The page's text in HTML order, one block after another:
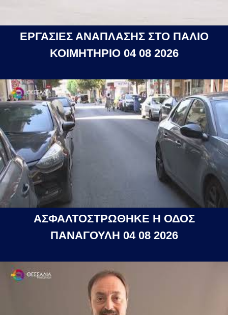
ΕΡΓΑΣΙΕΣ ΑΝΑΠΛΑΣΗΣ ΣΤΟ ΠΑΛΙΟ
ΚΟΙΜΗΤΗΡΙΟ 04 08 2026
ΑΣΦΑΛΤΟΣΤΡΩΘΗΚΕ Η ΟΔΟΣ
ΠΑΝΑΓΟΥΛΗ 04 08 2026